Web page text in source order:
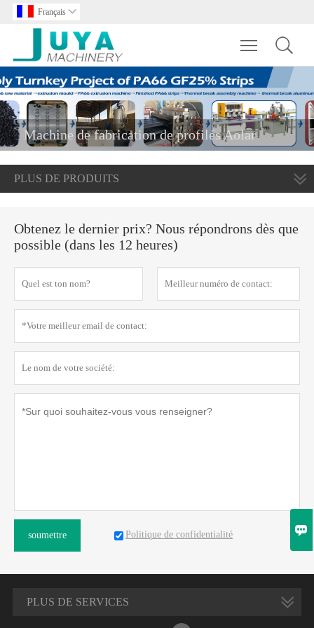
Français 
Toggle
Machine de fabrication de profilés Aolar
PLUS DE PRODUITS
Obtenez le dernier prix? Nous répondrons dès que
possible (dans les 12 heures)
soumettre Politique de confidentialité
PLUS DE SERVICES
